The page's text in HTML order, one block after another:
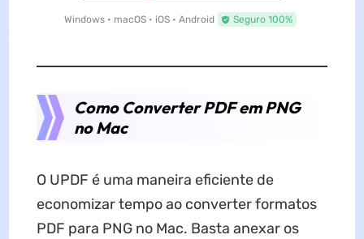
Windows • macOS • iOS • Android Seguro 100%
Como Converter PDF em PNG
no Mac
O UPDF é uma maneira eficiente de
economizar tempo ao converter formatos
PDF para PNG no Mac. Basta anexar os